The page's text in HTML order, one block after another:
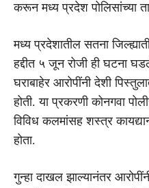
करून मध्य प्रदेश पोलिसांच्या
मध्य प्रदेशातील सतना
हद्दीत ५ जून रोजी ही घटना
घराबाहेर आरोपींनी देशी
होती. या प्रकरणी कोनगवा
विविध कलमांसह शस्त्र
होता.
गुन्हा दाखल झाल्यानंतर